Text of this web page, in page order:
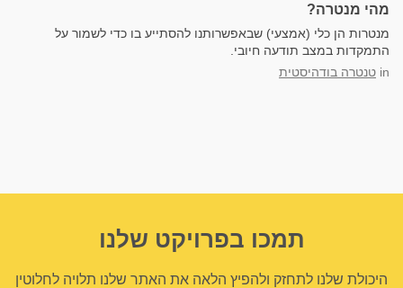
מהי מנטרה?
מנטרות הן כלי (אמצעי) שבאפשרותנו להסתייע בו כדי לשמור על
התמקדות במצב תודעה חיובי.
in טנטרה בודהיסטית
תמכו בפרויקט שלנו
היכולת שלנו לתחזק ולהפיץ הלאה את האתר שלנו תלויה לחלוטין